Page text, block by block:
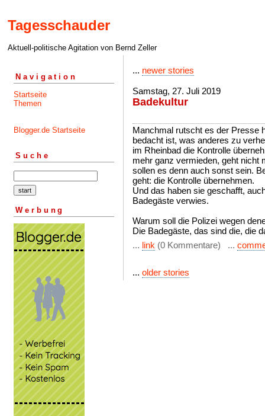
Tagesschauder
Aktuell-politische Agitation von Bernd Zeller
Navigation
Startseite
Themen
Blogger.de Startseite
Suche
Werbung
... newer stories
Samstag, 27. Juli 2019
Badekultur
Manchmal rutscht es der Presse
bedacht ist, was anderes zu
im Rheinbad die Kontrolle
mehr ganz vermieden, geht nicht
sollen es denn auch sonst sein.
geht: die Kontrolle übernehmen.
Und das haben sie geschafft,
Badegäste verwies.
Warum soll die Polizei wegen
Die Badegäste, das sind die, die
... link (0 Kommentare) ...
... older stories